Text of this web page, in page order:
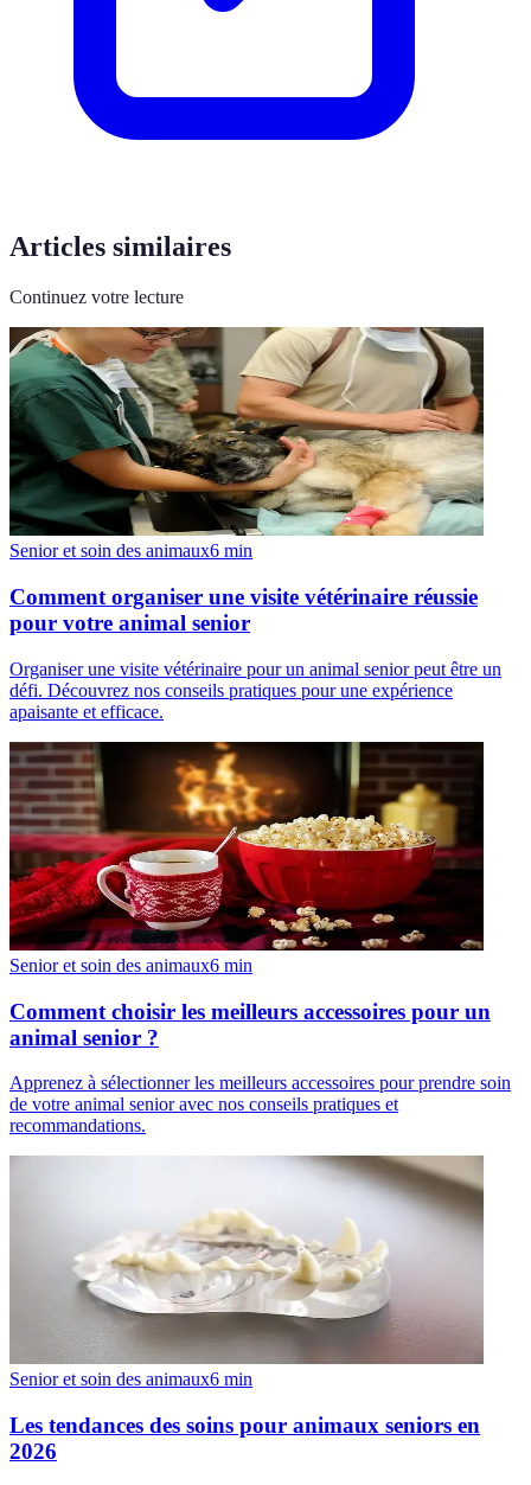
Articles similaires
Continuez votre lecture
Senior et soin des animaux6 min
Comment organiser une visite vétérinaire réussie
pour votre animal senior
Organiser une visite vétérinaire pour un animal senior peut être un
défi. Découvrez nos conseils pratiques pour une expérience
apaisante et efficace.
Senior et soin des animaux6 min
Comment choisir les meilleurs accessoires pour un
animal senior ?
Apprenez à sélectionner les meilleurs accessoires pour prendre soin
de votre animal senior avec nos conseils pratiques et
recommandations.
Senior et soin des animaux6 min
Les tendances des soins pour animaux seniors en
2026